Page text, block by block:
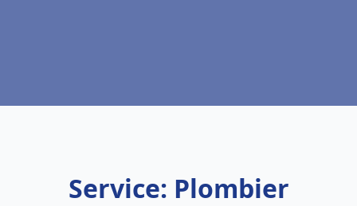
Service: Plombier